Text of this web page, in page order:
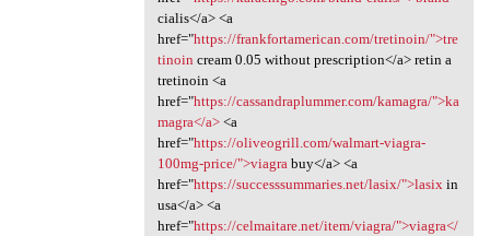
cialis</a> <a
href="https://frankfortamerican.com/tretinoin/">tre
tinoin cream 0.05 without prescription</a> retin a
tretinoin <a
href="https://cassandraplummer.com/kamagra/">ka
magra</a><a
href="https://oliveogrill.com/walmart-viagra-
100mg-price/">viagrabuy</a> <a
href="https://successsummaries.net/lasix/">lasixin
usa</a> <a
href="https://celmaitare.net/item/viagra/">viagra</